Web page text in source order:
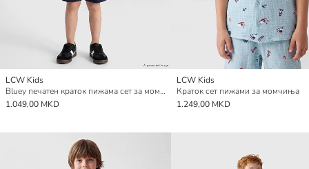
LCW Kids
Bluey печатен краток пижама сет за момчиња
1.049,00 MKD
LCW Kids
Краток сет пижами за момчиња
1.249,00 MKD